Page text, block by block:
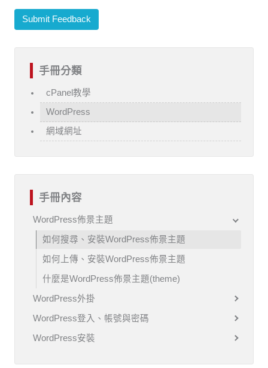
Submit Feedback
手冊分類
cPanel教學
WordPress
網域網址
手冊內容
WordPress佈景主題
如何搜尋、安裝WordPress佈景主題
如何上傳、安裝WordPress佈景主題
什麼是WordPress佈景主題(theme)
WordPress外掛
WordPress登入、帳號與密碼
WordPress安裝